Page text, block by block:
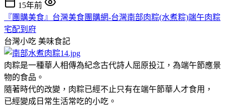
15年前
『團購美食』台灣美食團購網-台灣南部肉粽(水煮粽)端午肉粽
宅配到府
台灣小吃 美味食記
肉粽是一種華人相傳為紀念古代詩人屈原投江，為端午節應景
物的食品。
隨著時代的改變，肉粽已經不止只有在端午節華人才食用，
已經變成日常生活常吃的小吃。